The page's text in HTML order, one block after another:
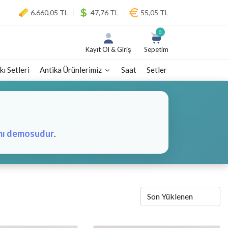
6.660,05 TL 47,76 TL 55,05 TL
Kayıt Ol & Giriş Sepetim
0
Setleri Antika Ürünlerimiz Saat Setler
demosudur.